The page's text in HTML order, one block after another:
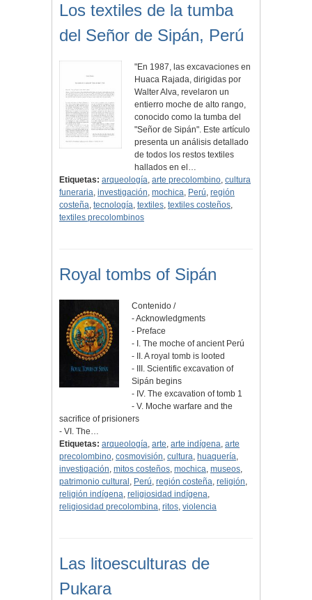
Los textiles de la tumba
del Señor de Sipán, Perú
"En 1987, las excavaciones en
Huaca Rajada, dirigidas por
Walter Alva, revelaron un
entierro moche de alto rango,
conocido como la tumba del
"Señor de Sipán". Este artículo
presenta un análisis detallado
de todos los restos textiles
hallados en el…
Etiquetas: arqueología, arte precolombino, cultura
funeraria, investigación, mochica, Perú, región
costeña, tecnología, textiles, textiles costeños,
textiles precolombinos
Royal tombs of Sipán
Contenido /
- Acknowledgments
- Preface
- I. The moche of ancient Perú
- II. A royal tomb is looted
- III. Scientific excavation of
Sipán begins
- IV. The excavation of tomb 1
- V. Moche warfare and the
sacrifice of prisioners
- VI. The…
Etiquetas: arqueología, arte, arte indígena, arte
precolombino, cosmovisión, cultura, huaquería,
investigación, mitos costeños, mochica, museos,
patrimonio cultural , Perú, región costeña, religión,
religión indígena, religiosidad indígena,
religiosidad precolombina, ritos, violencia
Las litoesculturas de
Pukara